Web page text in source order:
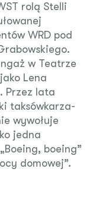
rolą Stelli
WRD pod
w Teatrze
Lena
Przez lata
taksówkarza-
wywołuje
jedna
boeing”
domowej”.